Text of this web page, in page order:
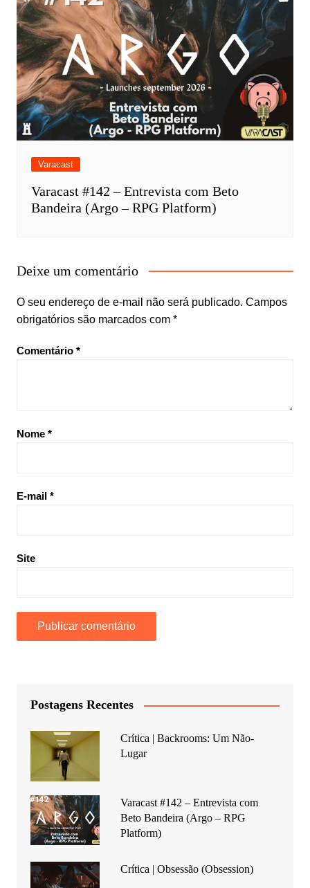
Varacast
Varacast #142 – Entrevista com Beto
Bandeira (Argo – RPG Platform)
Deixe um comentário
O seu endereço de e-mail não será publicado. Campos
obrigatórios são marcados com *
Comentário *
Nome *
E-mail *
Site
Postagens Recentes
Crítica | Backrooms: Um Não-
Lugar
Varacast #142 – Entrevista com
Beto Bandeira (Argo – RPG
Platform)
Crítica | Obsessão (Obsession)